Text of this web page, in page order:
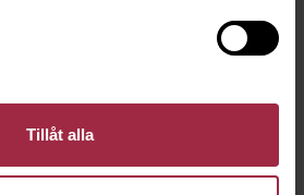
Tillåt alla